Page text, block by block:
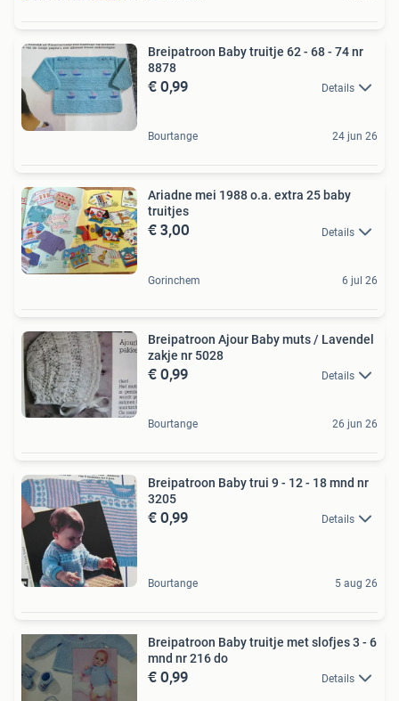
Breipatroon Baby truitje 62 - 68 - 74 nr
8878
€ 0,99 Details
Bourtange 24 jun 26
Ariadne mei 1988 o.a. extra 25 baby
truitjes
€ 3,00 Details
Gorinchem 6 jul 26
Breipatroon Ajour Baby muts / Lavendel
zakje nr 5028
€ 0,99 Details
Bourtange 26 jun 26
Breipatroon Baby trui 9 - 12 - 18 mnd nr
3205
€ 0,99 Details
Bourtange 5 aug 26
Breipatroon Baby truitje met slofjes 3 - 6
mnd nr 216 do
€ 0,99 Details